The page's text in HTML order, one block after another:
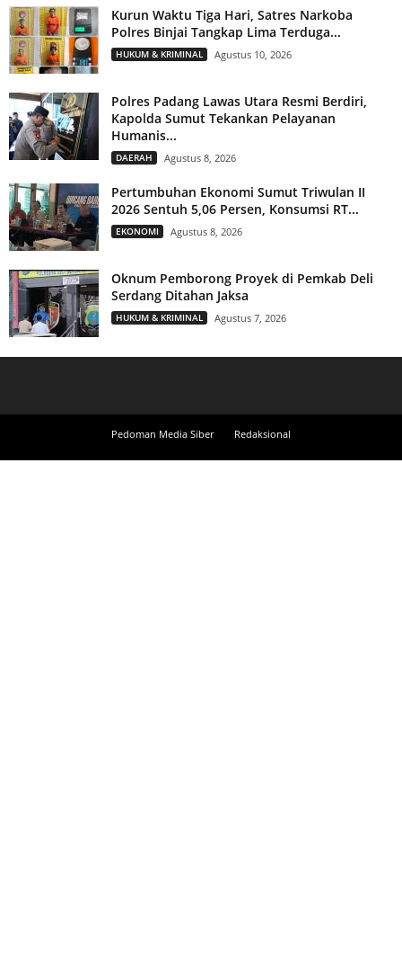
Kurun Waktu Tiga Hari, Satres Narkoba
Polres Binjai Tangkap Lima Terduga...
HUKUM & KRIMINAL Agustus 10, 2026
Polres Padang Lawas Utara Resmi Berdiri,
Kapolda Sumut Tekankan Pelayanan
Humanis...
DAERAH Agustus 8, 2026
Pertumbuhan Ekonomi Sumut Triwulan II
2026 Sentuh 5,06 Persen, Konsumsi RT...
EKONOMI Agustus 8, 2026
Oknum Pemborong Proyek di Pemkab Deli
Serdang Ditahan Jaksa
HUKUM & KRIMINAL Agustus 7, 2026
Pedoman Media Siber Redaksional